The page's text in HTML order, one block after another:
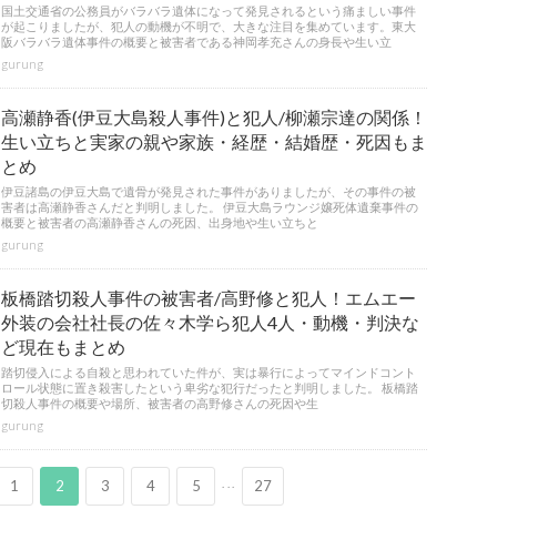
国土交通省の公務員がバラバラ遺体になって発見されるという痛ましい事件
が起こりましたが、犯人の動機が不明で、大きな注目を集めています。東大
阪バラバラ遺体事件の概要と被害者である神岡孝充さんの身長や生い立
gurung
高瀬静香(伊豆大島殺人事件)と犯人/柳瀬宗達の関係！
生い立ちと実家の親や家族・経歴・結婚歴・死因もま
とめ
伊豆諸島の伊豆大島で遺骨が発見された事件がありましたが、その事件の被
害者は高瀬静香さんだと判明しました。 伊豆大島ラウンジ嬢死体遺棄事件の
概要と被害者の高瀬静香さんの死因、出身地や生い立ちと
gurung
板橋踏切殺人事件の被害者/高野修と犯人！エムエー
外装の会社社長の佐々木学ら犯人4人・動機・判決な
ど現在もまとめ
踏切侵入による自殺と思われていた件が、実は暴行によってマインドコント
ロール状態に置き殺害したという卑劣な犯行だったと判明しました。 板橋踏
切殺人事件の概要や場所、被害者の高野修さんの死因や生
gurung
1 2 3 4 5 27